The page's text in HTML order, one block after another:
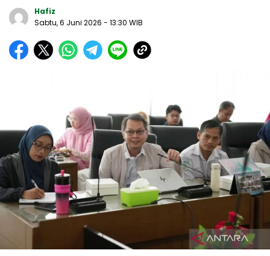
Hafiz
Sabtu, 6 Juni 2026 - 13:30 WIB